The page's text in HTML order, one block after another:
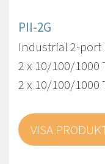
PII-2G
Industrial 2-port
2 x 10/100/1000
2 x 10/100/1000
VISA